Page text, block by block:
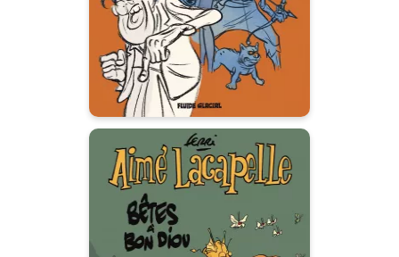
Aimé Lacapelle
Tome 04